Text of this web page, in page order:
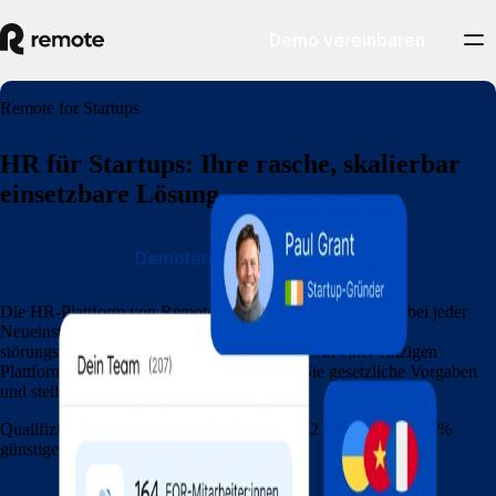
Remote for Startups
HR für Startups: Ihre rasche, skalierbar
einsetzbare Lösung
Die HR-Plattform von Remote für Startups unterstützt Sie bei jeder
Neueinstellung: Onboarding in wenigen Minuten und eine
störungsfreie globale Lohnabrechnung – alles in einer einzigen
Plattform. Erweitern Sie Ihr Team, erfüllen Sie gesetzliche Vorgaben
und stellen Sie rasch Personal an.
Qualifizierte Startups erhalten Remote nun 12 Monate lang 15 %
günstiger.
Demotermin vereinbaren